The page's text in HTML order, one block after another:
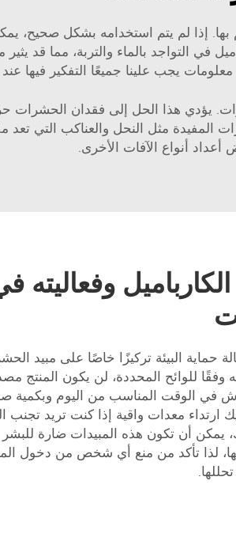
إذا لم يتم استخدامه بشكل صحيح،
في التواجد بالماء والتربة، مما قد
يجب علينا جميعًا التفكير فيها
يؤدي هذا الحل إلى فقدان الحشرات
المفيدة مثل النحل والعناكب التي
أعداد أنواع الآفات الأخرى.
الكارباميل وفعاليته
حماية البيئة تركيزًا خاصًا على مبيد
وفقًا للوائح المحددة، لن يكون المنتج
في الوقت المناسب من اليوم وبكمية
ارتداء معدات واقية إذا كنت تريد تجنب
يمكن أن تكون هذه المبيدات ضارة للبشر
لذا تأكد من منع أي شخص من دخول